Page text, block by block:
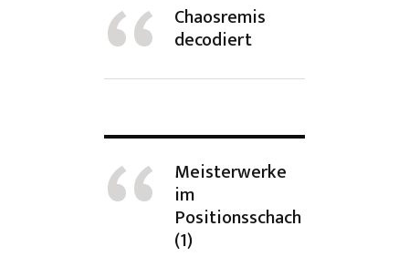
Chaosremis
decodiert
Meisterwerke
im
Positionsschach
(1)